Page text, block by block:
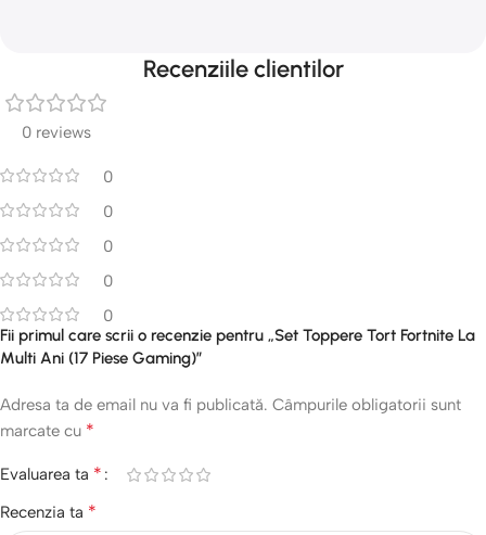
Recenziile clientilor
0 reviews
0
0
0
0
0
Fii primul care scrii o recenzie pentru „Set Toppere Tort Fortnite La
Multi Ani (17 Piese Gaming)”
Adresa ta de email nu va fi publicată. Câmpurile obligatorii sunt
marcate cu *
Evaluarea ta *
Recenzia ta *